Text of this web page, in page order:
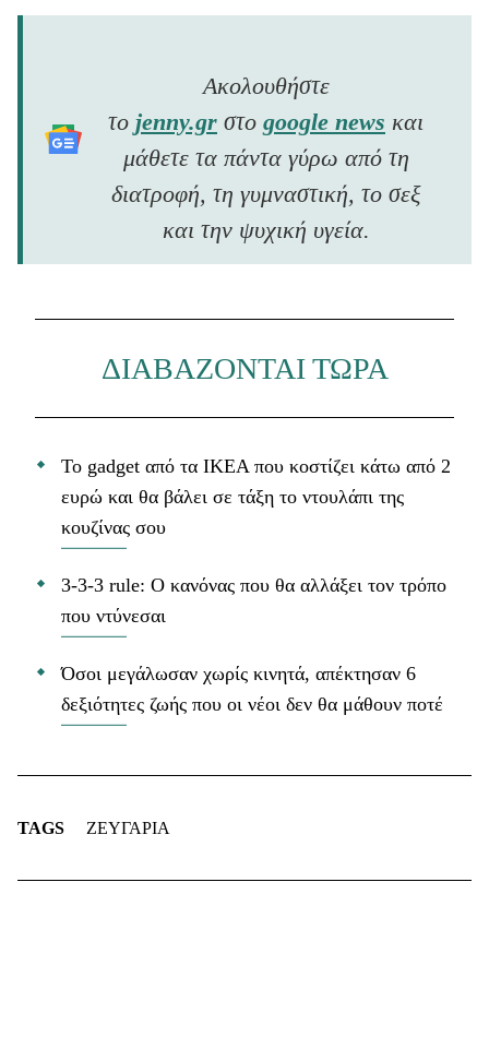
Ακολουθήστε
το jenny.gr στο google news και
μάθετε τα πάντα γύρω από τη
διατροφή, τη γυμναστική, το σεξ
και την ψυχική υγεία.
ΔΙΑΒΑΖΟΝΤΑΙ ΤΩΡΑ
Το gadget από τα IKEA που κοστίζει κάτω από 2
ευρώ και θα βάλει σε τάξη το ντουλάπι της
κουζίνας σου
3-3-3 rule: Ο κανόνας που θα αλλάξει τον τρόπο
που ντύνεσαι
Όσοι μεγάλωσαν χωρίς κινητά, απέκτησαν 6
δεξιότητες ζωής που οι νέοι δεν θα μάθουν ποτέ
TAGS ΖΕΥΓΑΡΙΑ